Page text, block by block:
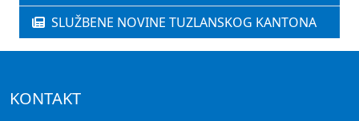
SLUŽBENE NOVINE TUZLANSKOG KANTONA
KONTAKT